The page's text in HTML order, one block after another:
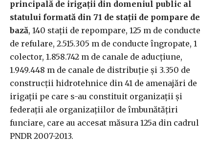
principală de irigaţii din domeniul public al
statului formată din 71 de staţii de pompare de
bază, 140 staţii de repompare, 125 m de conducte
de refulare, 2.515.305 m de conducte îngropate, 1
colector, 1.858.742 m de canale de aducţiune,
1.949.448 m de canale de distribuţie şi 3.350 de
construcţii hidrotehnice din 41 de amenajări de
irigaţii pe care s-au constituit organizaţii şi
federaţii ale organizaţiilor de îmbunătăţiri
funciare, care au accesat măsura 125a din cadrul
PNDR 2007-2013.